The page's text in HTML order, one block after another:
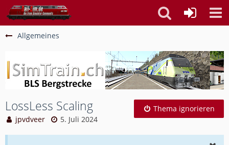
Allgemeines
LossLess Scaling
jpvdveer 5. Juli 2024
Thema ignorieren